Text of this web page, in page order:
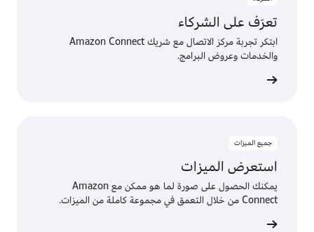
تعرَف على الشركاء
ابتكر تجربة مركز الاتصال مع شريك Amazon Connect
والخدمات وعروض البرامج.
جميع الميزات
استعرض الميزات
يمكنك الحصول على صورة لما هو ممكن مع Amazon
Connect من خلال التعمق في مجموعة كاملة من الميزات.